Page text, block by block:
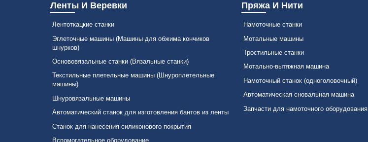
Ленты И Веревки
Лентоткацкие станки
Эглеточные машины (Машины для обжима кончиков
шнурков)
Основовязальные станки (Вязальные станки)
Текстильные плетельные машины (Шнуроплетельные
машины)
Шнуровязальные машины
Автоматический станок для изготовления бантов из ленты
Станок для нанесения силиконового покрытия
Вспомогательное оборудование
Пряжа И Нити
Намоточные станки
Мотальные машины
Тростильные станки
Мотально-вытяжная машина
Намоточный станок (одноголовочный)
Автоматическая сновальная машина
Запчасти для намоточного оборудования